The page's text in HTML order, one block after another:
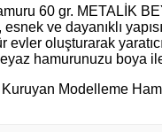
60 gr. METALİK
ve dayanıklı
evler oluşturarak
hamurunuzu
Modelleme